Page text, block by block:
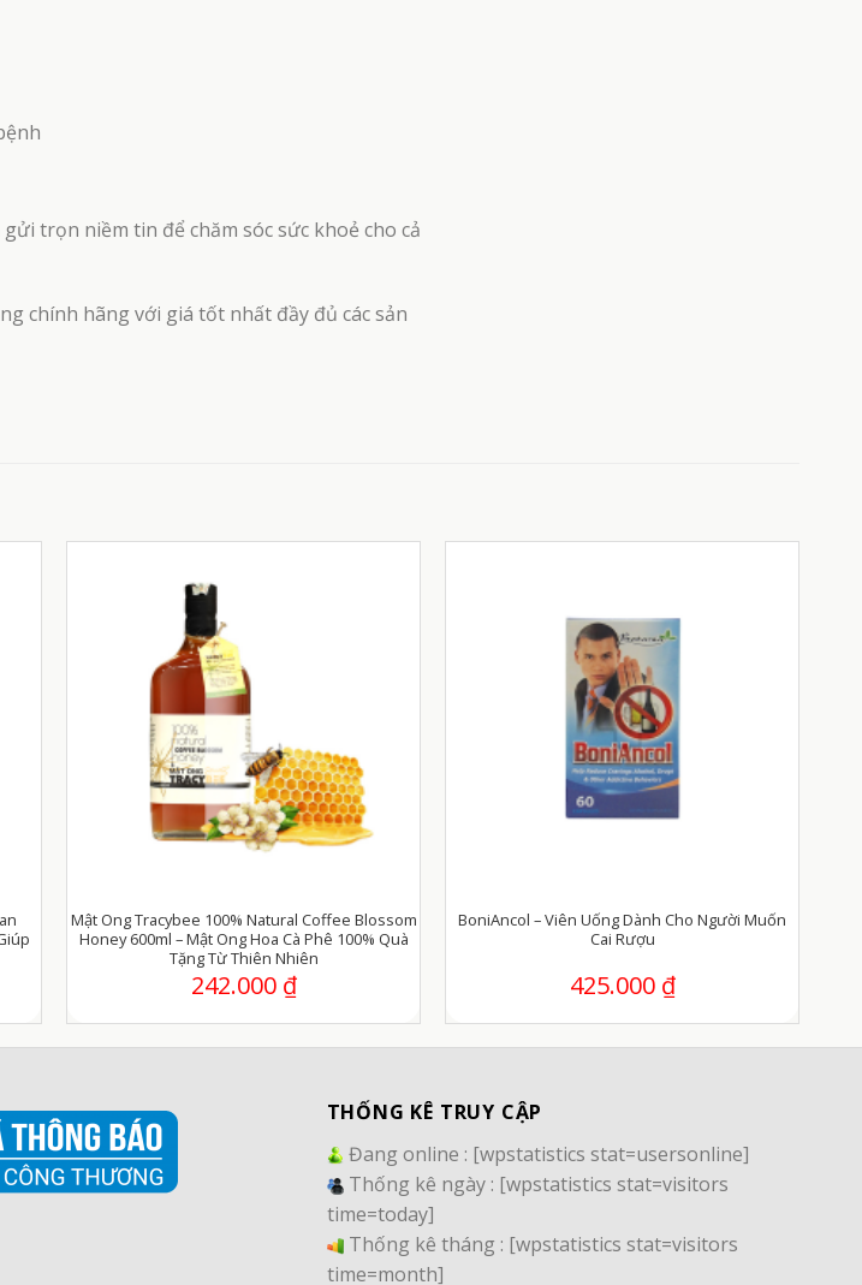
trọn niềm tin để chăm sóc sức khoẻ cho cả
chính hãng với giá tốt nhất đầy đủ các sản
Mật Ong Tracybee 100% Natural Coffee Blossom
Honey 600ml – Mật Ong Hoa Cà Phê 100% Quà
Tặng Từ Thiên Nhiên
242.000 ₫
BoniAncol – Viên Uống Dành Cho Người Muốn
Cai Rượu
425.000 ₫
THỐNG KÊ TRUY CẬP
Đang online : [wpstatistics stat=usersonline]
Thống kê ngày : [wpstatistics stat=visitors
time=today]
Thống kê tháng : [wpstatistics stat=visitors
time=month]